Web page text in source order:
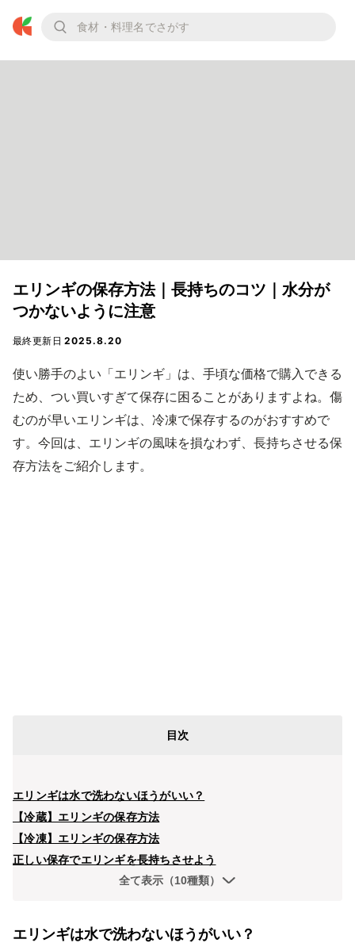
エリンギの保存方法｜長持ちのコツ｜水分が
つかないように注意
最終更新日2025.8.20
使い勝手のよい「エリンギ」は、手頃な価格で購入できる
ため、つい買いすぎて保存に困ることがありますよね。傷
むのが早いエリンギは、冷凍で保存するのがおすすめで
す。今回は、エリンギの風味を損なわず、長持ちさせる保
存方法をご紹介します。
目次
エリンギは水で洗わないほうがいい？
【冷蔵】エリンギの保存方法
【冷凍】エリンギの保存方法
正しい保存でエリンギを長持ちさせよう
全て表示（10種類）
エリンギは水で洗わないほうがいい？